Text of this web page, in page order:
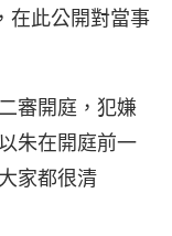
在此公開對當事
審開庭，犯嫌
朱在開庭前一
家都很清